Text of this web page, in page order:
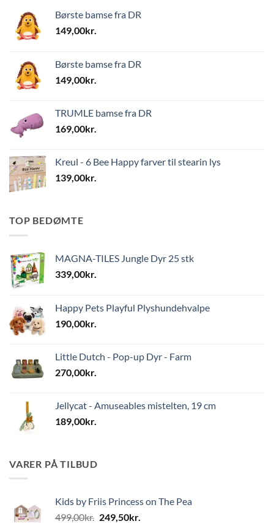
Børste bamse fra DR
149,00kr.
Børste bamse fra DR
149,00kr.
TRUMLE bamse fra DR
169,00kr.
Kreul - 6 Bee Happy farver til stearin lys
139,00kr.
TOP BEDØMTE
MAGNA-TILES Jungle Dyr 25 stk
339,00kr.
Happy Pets Playful Plyshundehvalpe
190,00kr.
Little Dutch - Pop-up Dyr - Farm
270,00kr.
Jellycat - Amuseables mistelten, 19 cm
189,00kr.
VARER PÅ TILBUD
Kids by Friis Princess on The Pea
499,00kr. Den
249,50kr.